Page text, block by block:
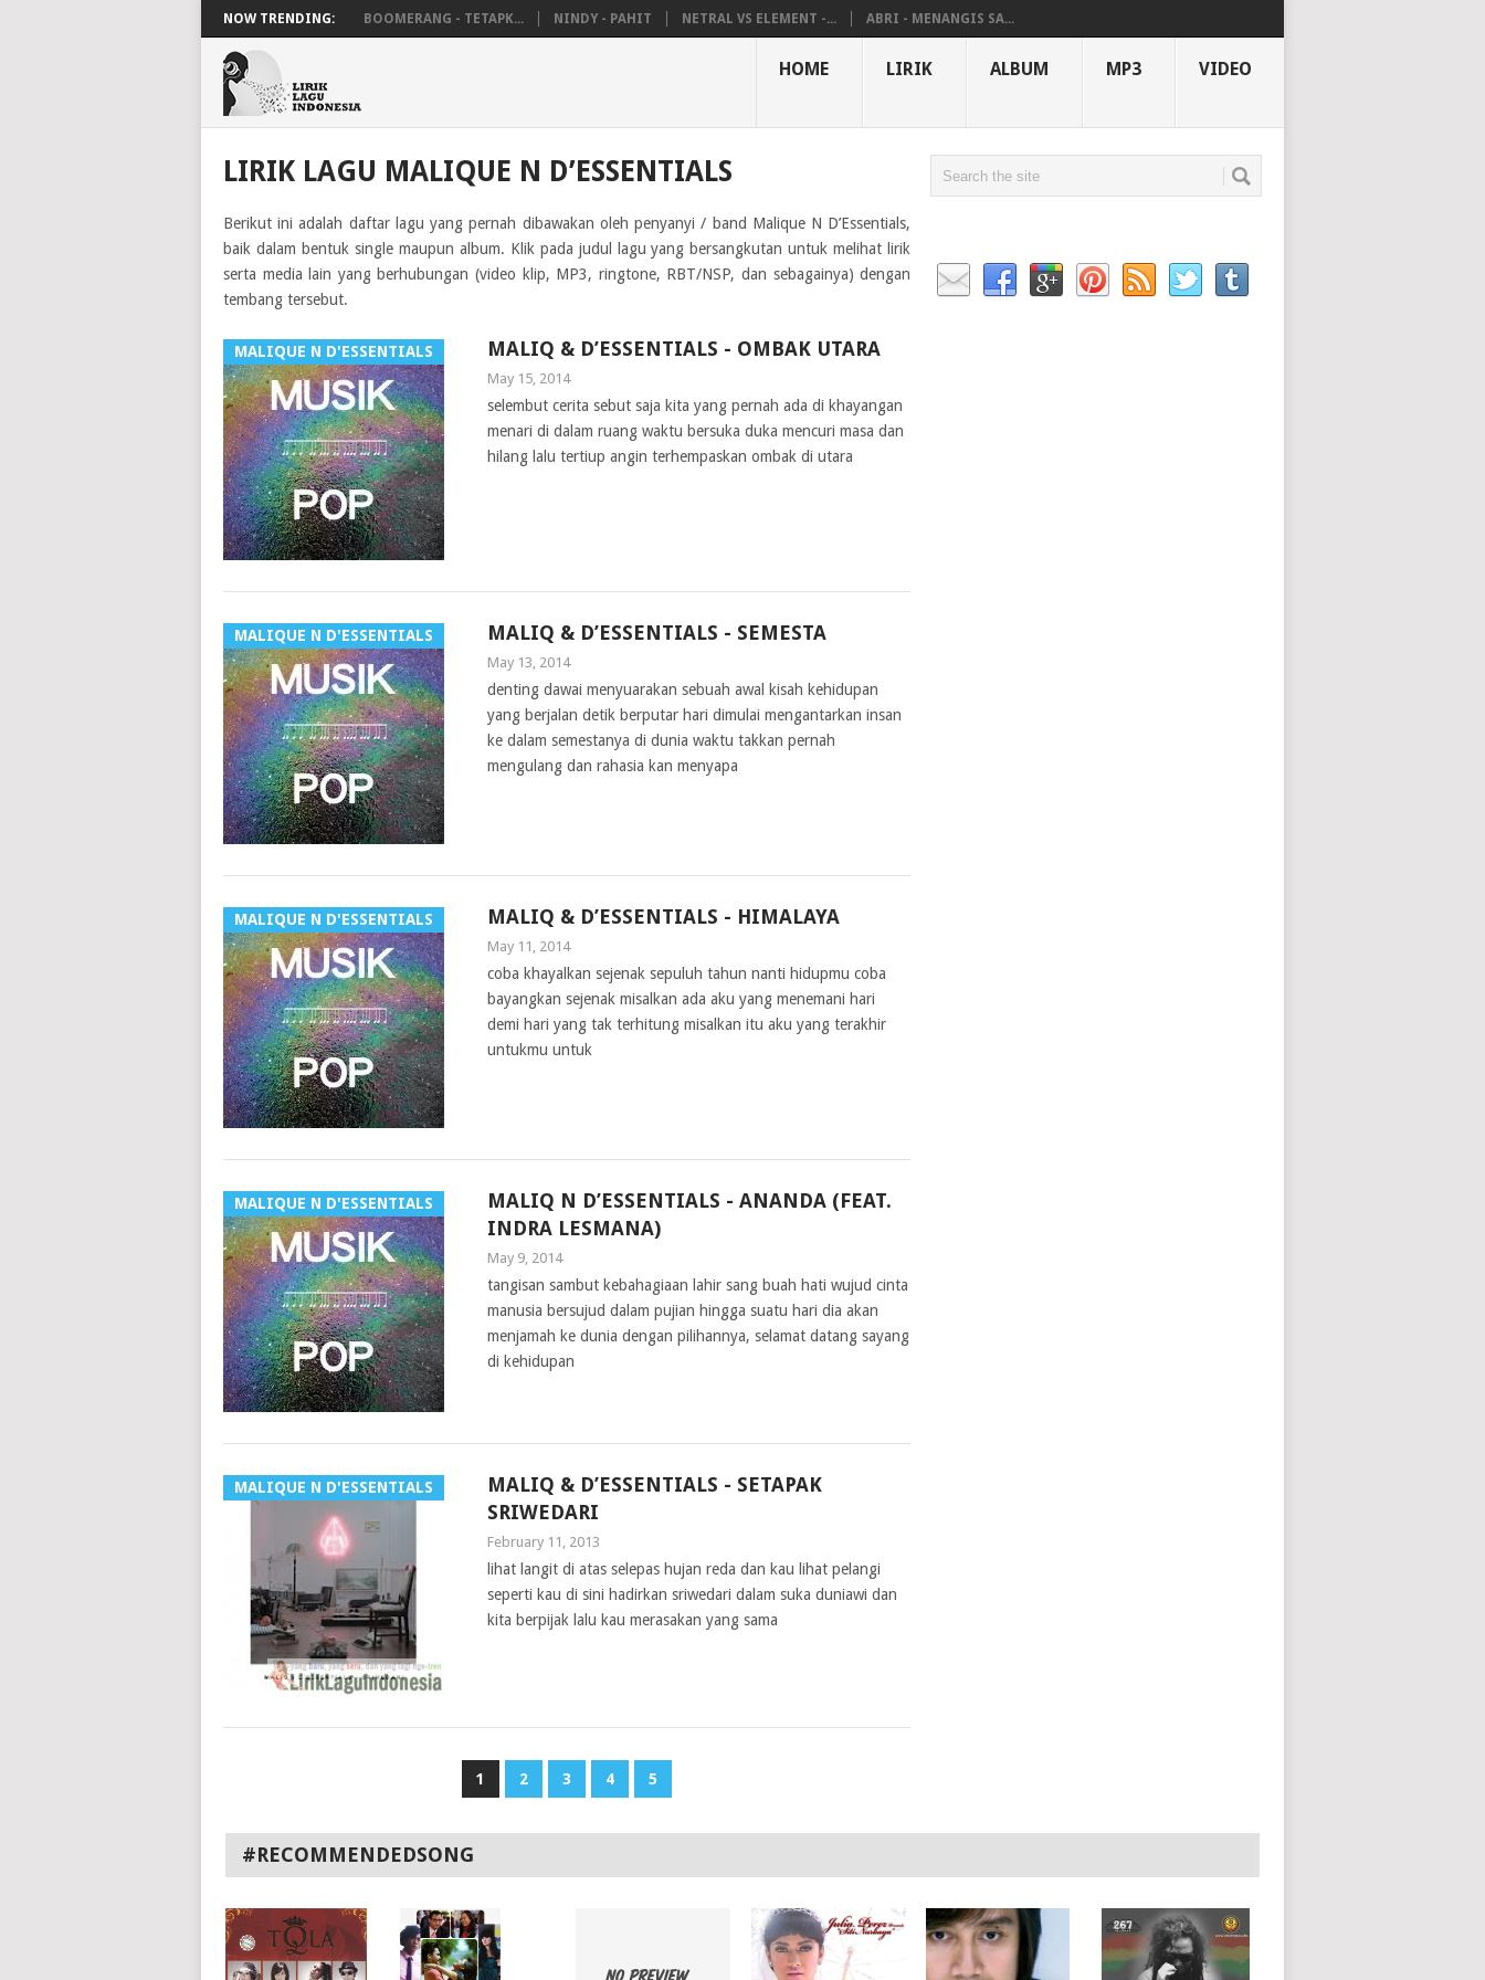
NOW TRENDING: BOOMERANG - TETAPK... NINDY - PAHIT NETRAL VS ELEMENT -... ABRI - MENANGIS SA...
HOME LIRIK ALBUM MP3 VIDEO
LIRIK LAGU MALIQUE N D’ESSENTIALS
Berikut ini adalah daftar lagu yang pernah dibawakan oleh penyanyi / band Malique N D’Essentials,
baik dalam bentuk single maupun album. Klik pada judul lagu yang bersangkutan untuk melihat lirik
serta media lain yang berhubungan (video klip, MP3, ringtone, RBT/NSP, dan sebagainya) dengan
tembang tersebut.
MALIQUE N D'ESSENTIALS MALIQ & D’ESSENTIALS - OMBAK UTARA
May 15, 2014
selembut cerita sebut saja kita yang pernah ada di khayangan
menari di dalam ruang waktu bersuka duka mencuri masa dan
hilang lalu tertiup angin terhempaskan ombak di utara
MALIQUE N D'ESSENTIALS MALIQ & D’ESSENTIALS - SEMESTA
May 13, 2014
denting dawai menyuarakan sebuah awal kisah kehidupan
yang berjalan detik berputar hari dimulai mengantarkan insan
ke dalam semestanya di dunia waktu takkan pernah
mengulang dan rahasia kan menyapa
MALIQUE N D'ESSENTIALS MALIQ & D’ESSENTIALS - HIMALAYA
May 11, 2014
coba khayalkan sejenak sepuluh tahun nanti hidupmu coba
bayangkan sejenak misalkan ada aku yang menemani hari
demi hari yang tak terhitung misalkan itu aku yang terakhir
untukmu untuk
MALIQUE N D'ESSENTIALS
MALIQ N D’ESSENTIALS - ANANDA (FEAT.
INDRA LESMANA)
May 9, 2014
tangisan sambut kebahagiaan lahir sang buah hati wujud cinta
manusia bersujud dalam pujian hingga suatu hari dia akan
menjamah ke dunia dengan pilihannya, selamat datang sayang
di kehidupan
MALIQUE N D'ESSENTIALS
MALIQ & D’ESSENTIALS - SETAPAK
SRIWEDARI
February 11, 2013
lihat langit di atas selepas hujan reda dan kau lihat pelangi
seperti kau di sini hadirkan sriwedari dalam suka duniawi dan
kita berpijak lalu kau merasakan yang sama
1 2 3 4 5
#RECOMMENDEDSONG